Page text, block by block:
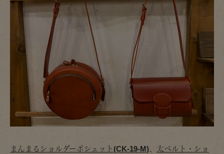
まんまるショルダーポシェット(CK-19-M)、 太ベルト・ショ